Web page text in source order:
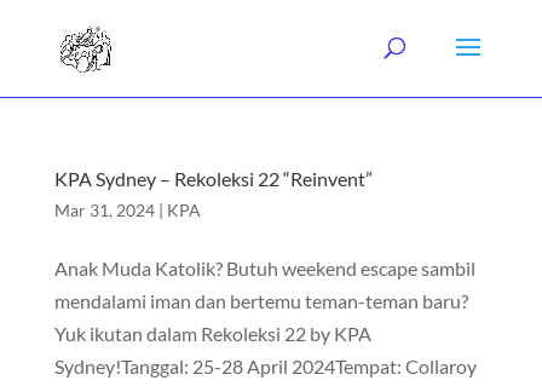
KPA Sydney – Rekoleksi 22 “Reinvent”
Mar 31, 2024| KPA
Anak Muda Katolik? Butuh weekend escape sambil
mendalami iman dan bertemu teman-teman baru?
Yuk ikutan dalam Rekoleksi 22 by KPA
Sydney!Tanggal: 25-28 April 2024Tempat: Collaroy